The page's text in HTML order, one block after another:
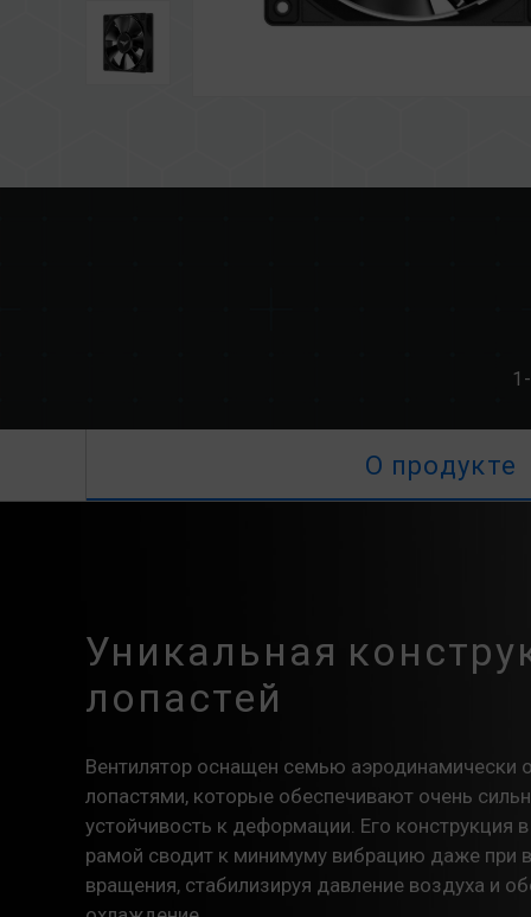
О продукте
Уникальная
лопастей
Вентилятор оснащен семью аэродинамически
лопастями, которые обеспечивают очень
устойчивость к деформации. Его конструкция
рамой сводит к минимуму вибрацию даже при
вращения, стабилизируя давление воздуха и